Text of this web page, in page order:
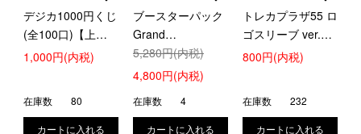
デジカ1000円くじ
(全100口)【上前津
店作成】
1,000円(内税)
在庫数 80
ブースターパック
Grand
Resonance【新品
BOX販売】
5,280円(内税)
4,800円(内税)
在庫数 4
トレカプラザ55 ロ
ゴスリーブ ver.イ
エロー【スタンダ
800円(内税)
在庫数 232